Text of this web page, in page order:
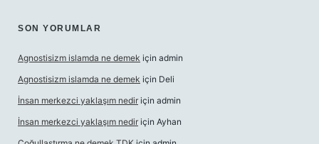
SON YORUMLAR
Agnostisizm islamda ne demek için admin
Agnostisizm islamda ne demek için Deli
İnsan merkezci yaklaşım nedir için admin
İnsan merkezci yaklaşım nedir için Ayhan